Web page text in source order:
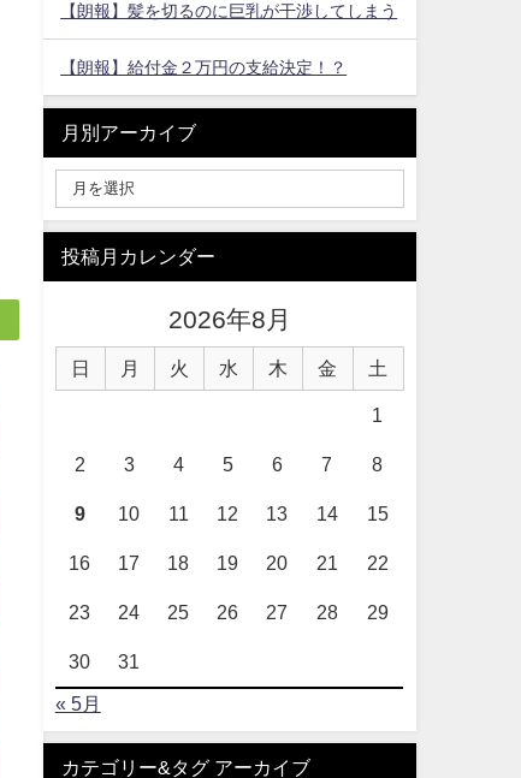
【朗報】髪を切るのに巨乳が干渉してしまう
【朗報】給付金２万円の支給決定！？
月別アーカイブ
投稿月カレンダー
2026年8月
日 月 火 水 木 金 土
1
2 3 4 5 6 7 8
9 10 11 12 13 14 15
16 17 18 19 20 21 22
23 24 25 26 27 28 29
30 31
« 5月
カテゴリー&タグ アーカイブ